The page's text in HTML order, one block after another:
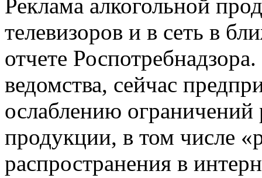
Реклама алкогольной
телевизоров и в сеть в
отчете
ведомства, сейчас
ослаблению ограничений
продукции, в том числе
распространения в